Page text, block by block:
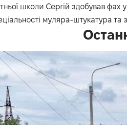
школи Сергій здобував
муляра-штукатура та